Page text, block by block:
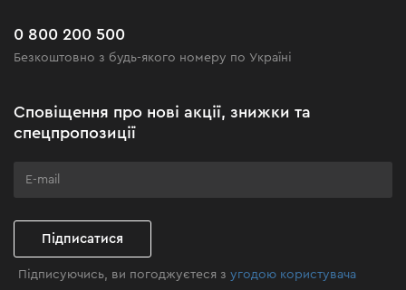
Чорна п'ятниця
Подаруйте майстерність
Програма лояльності
Поширені запитання
0 800 200 500
Безкоштовно з будь-якого номеру по Україні
Сповіщення про нові акції, знижки та
спецпропозиції
Підписатися
Підписуючись, ви погоджуєтеся зугодою користувача